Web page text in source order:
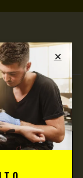
PER IL TUO
STUDIO